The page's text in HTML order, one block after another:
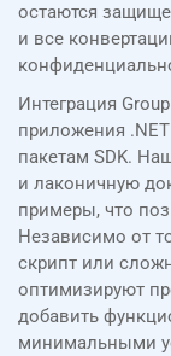
остаются
и все
Интеграция
приложения
пакетам SDK.
и лаконичную
примеры, что
Независимо от
скрипт или
оптимизируют
добавить
минимальными